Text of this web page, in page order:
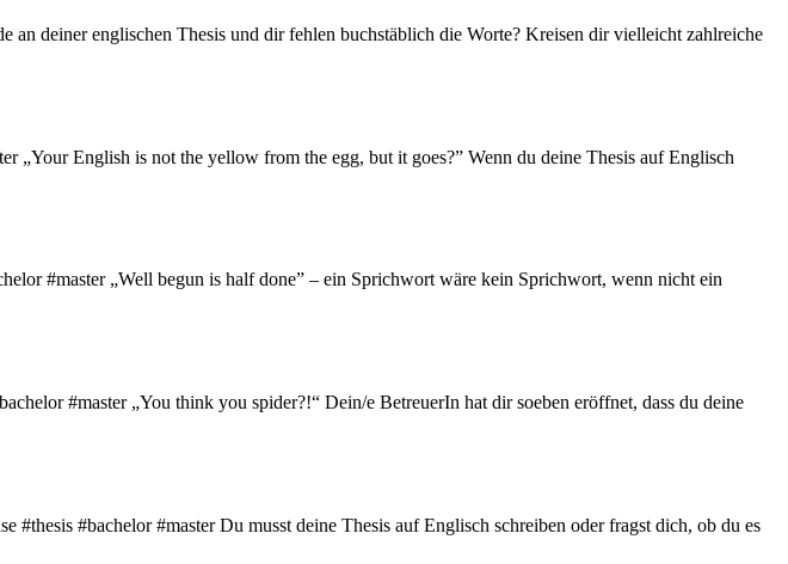
an deiner englischen Thesis und dir fehlen buchstäblich die Worte? Kreisen dir vielleicht zahlreiche
„Your English is not the yellow from the egg, but it goes?” Wenn du deine Thesis auf Englisch
#master „Well begun is half done” – ein Sprichwort wäre kein Sprichwort, wenn nicht ein
#master „You think you spider?!“ Dein/e BetreuerIn hat dir soeben eröffnet, dass du deine
#bachelor #master Du musst deine Thesis auf Englisch schreiben oder fragst dich, ob du es